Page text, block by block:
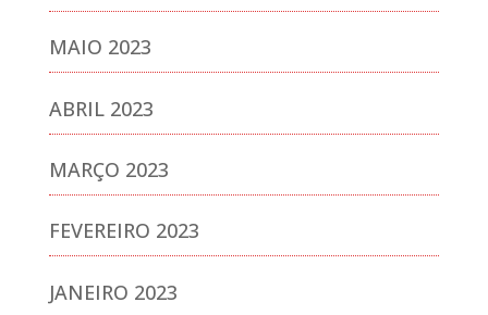
MAIO 2023
ABRIL 2023
MARÇO 2023
FEVEREIRO 2023
JANEIRO 2023